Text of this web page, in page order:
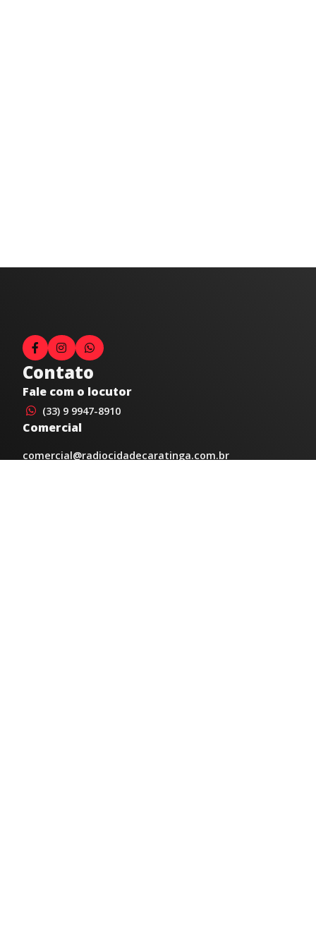
Contato
Fale com o locutor
(33) 9 9947-8910
Comercial
comercial@radiocidadecaratinga.com.br